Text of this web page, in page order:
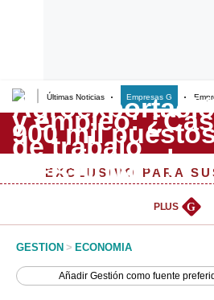
Últimas Noticias Empresas G
Lo último
Peru Quiosco
Management & Empleo
EXCLUSIVO PARA
PLUS G
GESTION > ECONOMIA
AñadirGestión como fuente